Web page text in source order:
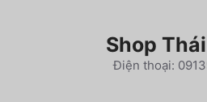
Shop
Điện thoại: